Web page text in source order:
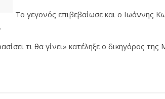
Το γεγονός επιβεβαίωσε και ο Ιωάννης
τι θα γίνει» κατέληξε ο δικηγόρος